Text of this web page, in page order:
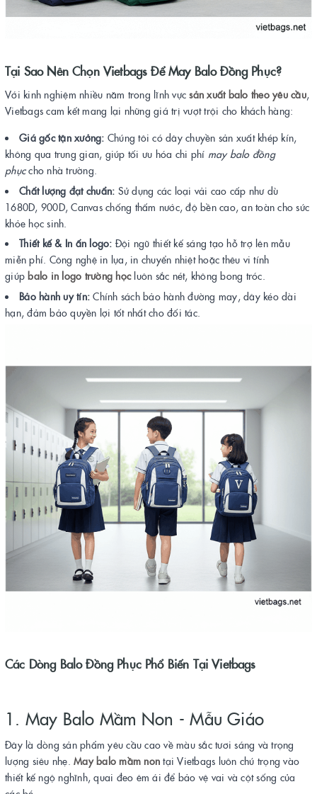
Tại Sao Nên Chọn Vietbags Để May Balo Đồng Phục?
Với kinh nghiệm nhiều năm trong lĩnh vựcsản xuất balo theo yêu cầu,
Vietbags cam kết mang lại những giá trị vượt trội cho khách hàng:
Giá gốc tận xưởng: Chúng tôi có dây chuyền sản xuất khép kín,
không qua trung gian, giúp tối ưu hóa chi phí may balo đồng
phụccho nhà trường.
Chất lượng đạt chuẩn: Sử dụng các loại vải cao cấp như dù
1680D, 900D, Canvas chống thấm nước, độ bền cao, an toàn cho sức
khỏe học sinh.
Thiết kế & In ấn logo: Đội ngũ thiết kế sáng tạo hỗ trợ lên mẫu
miễn phí. Công nghệ in lụa, in chuyển nhiệt hoặc thêu vi tính
giúp balo in logo trường học luôn sắc nét, không bong tróc.
Bảo hành uy tín: Chính sách bảo hành đường may, dây kéo dài
hạn, đảm bảo quyền lợi tốt nhất cho đối tác.
Các Dòng Balo Đồng Phục Phổ Biến Tại Vietbags
1. May Balo Mầm Non - Mẫu Giáo
Đây là dòng sản phẩm yêu cầu cao về màu sắc tươi sáng và trọng
lượng siêu nhẹ. May balo mầm non tại Vietbags luôn chú trọng vào
thiết kế ngộ nghĩnh, quai đeo êm ái để bảo vệ vai và cột sống của